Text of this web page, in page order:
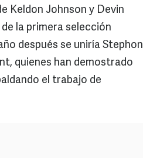
Keldon Johnson y Devin
la primera selección
después se uniría Stephon
quienes han demostrado
el trabajo de